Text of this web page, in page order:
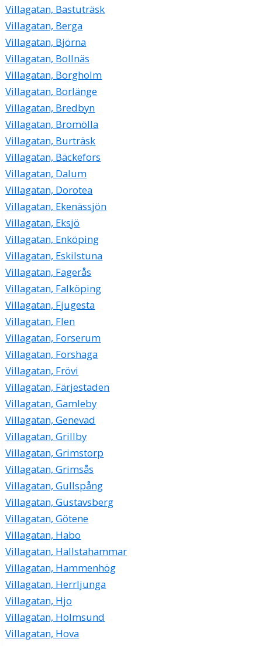
Villagatan, Bastuträsk
Villagatan, Berga
Villagatan, Björna
Villagatan, Bollnäs
Villagatan, Borgholm
Villagatan, Borlänge
Villagatan, Bredbyn
Villagatan, Bromölla
Villagatan, Burträsk
Villagatan, Bäckefors
Villagatan, Dalum
Villagatan, Dorotea
Villagatan, Ekenässjön
Villagatan, Eksjö
Villagatan, Enköping
Villagatan, Eskilstuna
Villagatan, Fagerås
Villagatan, Falköping
Villagatan, Fjugesta
Villagatan, Flen
Villagatan, Forserum
Villagatan, Forshaga
Villagatan, Frövi
Villagatan, Färjestaden
Villagatan, Gamleby
Villagatan, Genevad
Villagatan, Grillby
Villagatan, Grimstorp
Villagatan, Grimsås
Villagatan, Gullspång
Villagatan, Gustavsberg
Villagatan, Götene
Villagatan, Habo
Villagatan, Hallstahammar
Villagatan, Hammenhög
Villagatan, Herrljunga
Villagatan, Hjo
Villagatan, Holmsund
Villagatan, Hova